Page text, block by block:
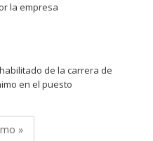
la empresa
de la carrera de
en el puesto
»